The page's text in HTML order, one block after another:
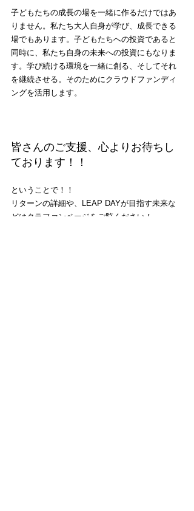
子どもたちの成長の場を一緒に作るだけではあ
りません。私たち大人自身が学び、成長できる
場でもあります。子どもたちへの投資であると
同時に、私たち自身の未来への投資にもなりま
す。学び続ける環境を一緒に創る、そしてそれ
を継続させる。そのためにクラウドファンディ
ングを活用します。
皆さんのご支援、心よりお待ちし
ております！！
ということで！！
リターンの詳細や、LEAP DAYが目指す未来な
どはクラファンページをご覧ください！